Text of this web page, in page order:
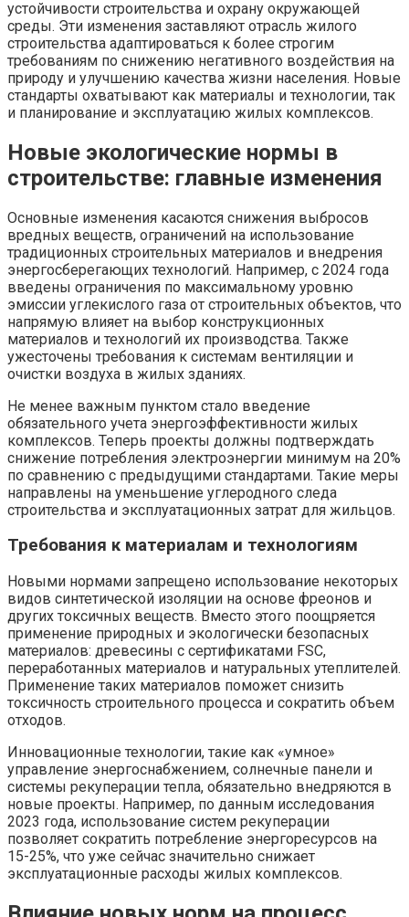
устойчивости строительства и охрану окружающей
среды. Эти изменения заставляют отрасль жилого
строительства адаптироваться к более строгим
требованиям по снижению негативного воздействия на
природу и улучшению качества жизни населения. Новые
стандарты охватывают как материалы и технологии, так
и планирование и эксплуатацию жилых комплексов.
Новые экологические нормы в
строительстве: главные изменения
Основные изменения касаются снижения выбросов
вредных веществ, ограничений на использование
традиционных строительных материалов и внедрения
энергосберегающих технологий. Например, с 2024 года
введены ограничения по максимальному уровню
эмиссии углекислого газа от строительных объектов, что
напрямую влияет на выбор конструкционных
материалов и технологий их производства. Также
ужесточены требования к системам вентиляции и
очистки воздуха в жилых зданиях.
Не менее важным пунктом стало введение
обязательного учета энергоэффективности жилых
комплексов. Теперь проекты должны подтверждать
снижение потребления электроэнергии минимум на 20%
по сравнению с предыдущими стандартами. Такие меры
направлены на уменьшение углеродного следа
строительства и эксплуатационных затрат для жильцов.
Требования к материалам и технологиям
Новыми нормами запрещено использование некоторых
видов синтетической изоляции на основе фреонов и
других токсичных веществ. Вместо этого поощряется
применение природных и экологически безопасных
материалов: древесины с сертификатами FSC,
переработанных материалов и натуральных утеплителей.
Применение таких материалов поможет снизить
токсичность строительного процесса и сократить объем
отходов.
Инновационные технологии, такие как «умное»
управление энергоснабжением, солнечные панели и
системы рекуперации тепла, обязательно внедряются в
новые проекты. Например, по данным исследования
2023 года, использование систем рекуперации
позволяет сократить потребление энергоресурсов на
15-25%, что уже сейчас значительно снижает
эксплуатационные расходы жилых комплексов.